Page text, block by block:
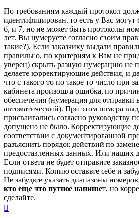
По требованиям каждый протокол
идентифицирован. то есть у Вас могут
б, и 7, но не может быть протоколы
лет. Вы нумеруете согласно своим
такие?), Если заказчику выдали
правильно, по критериям к Вам не
уверен) скрыть разную нумерацию не
делаете корректирующие действия, и
что с такого то по такое то число при
кабинета произошла ошибка, по
обеспечения (нумерация для
автоматический). При этом номера
присваивались согласно руководству
допущено не было. Корректирующие
соответствии с документированной
разъяснить порядок действий по
предоставленных данных. Или наших
Если ответа не будет отправите
подписями. Копию оставьте себе и
Не забудьте указать диапазоны номеров.
кто еще что путное напишет, но
сделайте.